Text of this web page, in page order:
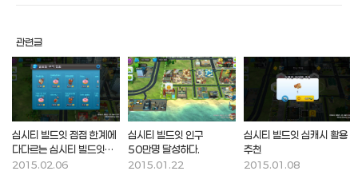
관련글
심시티 빌드잇 점점 한계에
다다르는 심시티 빌드잇에
대한 불만
2015.02.06
심시티 빌드잇 인구
50만명 달성하다.
2015.01.22
심시티 빌드잇 심캐시 활용
추천
2015.01.08